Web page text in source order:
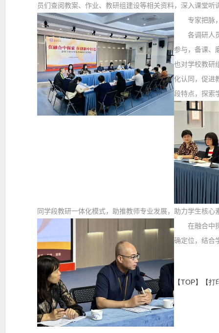
员们查阅教案、作业、教研组建设等相关资料，深入课堂
专家把脉，
各调研人员
参与，备课、
也对学校教研
化认同，促进
段特点，探索
同学段教研一体化模式，助推教师专业发展，助力学生核心
在融合中探
确定位，结合
【TOP】 【打